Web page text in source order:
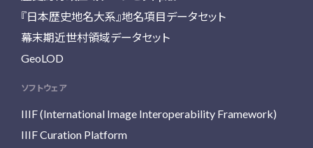
『日本歴史地名大系』地名項目データセット
幕末期近世村領域データセット
GeoLOD
ソフトウェア
IIIF (International Image Interoperability Framework)
IIIF Curation Platform